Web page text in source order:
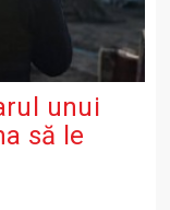
unui
să le